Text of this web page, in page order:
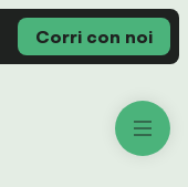
Corri con noi